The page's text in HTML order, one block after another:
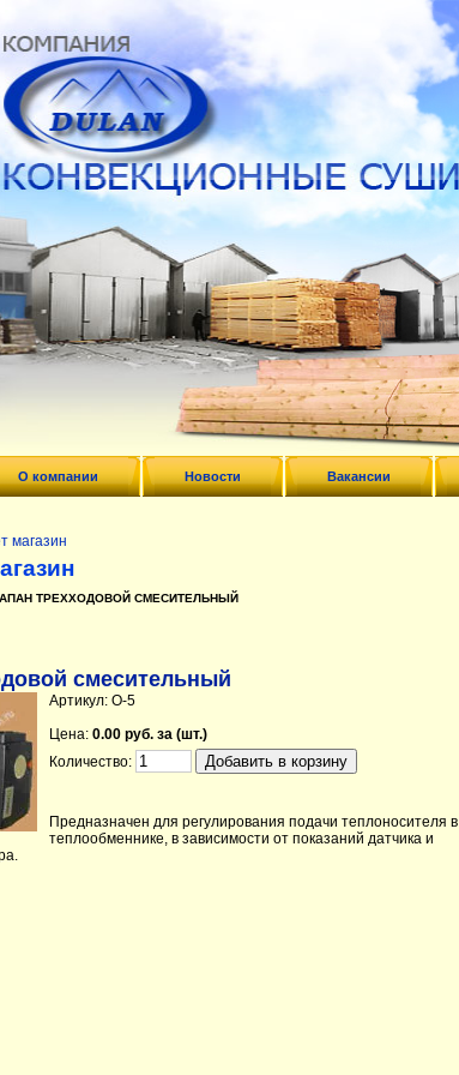
О компании Новости Вакансии
магазин
ТРЕХХОДОВОЙ СМЕСИТЕЛЬНЫЙ
смесительный
Артикул: О-5
Цена: 0.00 руб. за (шт.)
Количество:
Предназначен для регулирования подачи теплоносителя в
теплообменнике, в зависимости от показаний датчика и